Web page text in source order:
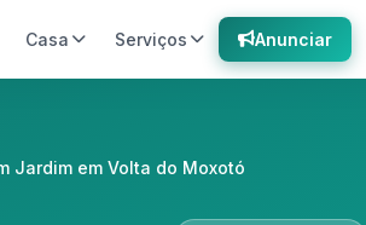
Casa Serviços Anunciar
Jardim em Volta do Moxotó